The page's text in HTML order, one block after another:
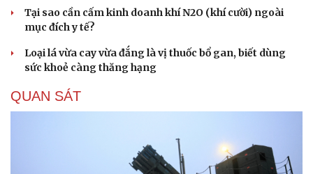
Tại sao cần cấm kinh doanh khí N2O (khí cười) ngoài
mục đích y tế?
Loại lá vừa cay vừa đắng là vị thuốc bổ gan, biết dùng
sức khoẻ càng thăng hạng
QUAN SÁT